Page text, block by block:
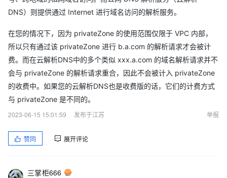
DNS）则提供通过 Internet 进行域名访问的解析服务。
在您的情况下，因为 privateZone 的使用范围仅限于 VPC 内部，
所以只有通过该 privateZone 进行 b.a.com 的解析请求才会被计
费。而在云解析DNS中的多个类似 xxx.a.com 的域名解析请求并不
会与 privateZone 的解析请求重合，因此不会被计入 privateZone
的收费中。如果您的云解析DNS也是收费版的话，它们的计费方式
与 privateZone 是不同的。
2023-06-15 15:01:59
发布于江苏 举报
赞同 展开评论
三掌柜666